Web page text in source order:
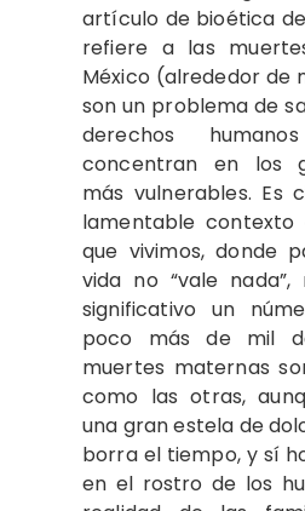
artículo de bioética
refiere a las
México (alrededor de
son un problema de
derechos
concentran en los
más vulnerables. Es
lamentable contexto
que vivimos, donde
vida no “vale
significativo un
poco más de mil
muertes maternas
como las otras,
una gran estela de
borra el tiempo, y sí
en el rostro de los